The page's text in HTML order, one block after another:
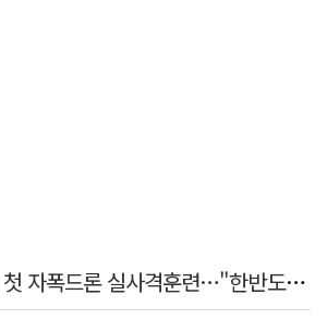
美해병대, 한국서 첫 자폭드론 실사격훈련…"한반도 지형 학습"